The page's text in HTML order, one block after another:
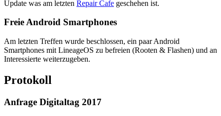
Update was am letzten Repair Cafe geschehen ist.
Freie Android Smartphones
Am letzten Treffen wurde beschlossen, ein paar Android
Smartphones mit LineageOS zu befreien (Rooten & Flashen) und an
Interessierte weiterzugeben.
Protokoll
Anfrage Digitaltag 2017